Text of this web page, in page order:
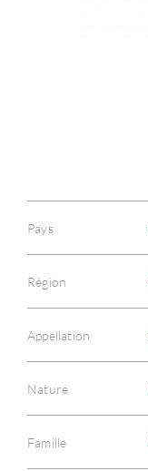
Pays
Région
Appellation
Nature
Famille